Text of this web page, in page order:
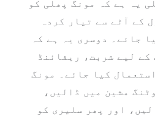
یہ ہے کہ مونگ پھلی کو
کے آٹے سے تیار کردہ
جائے۔ دوسری یہ ہے کہ
کے لیے شربت، ریفائنڈ
کیا جائے۔ مونگ
مشین میں ڈالیں،
اور پھر سلیری کو